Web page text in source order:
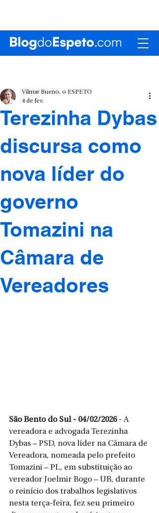
Terezinha Dybas
discursa como
nova líder do
governo
Tomazini na
Câmara de
Vereadores
Vilmar Bueno, o ESPETO
4 de fev.
São Bento do Sul - 04/02/2026 - A
vereadora e advogada Terezinha
Dybas – PSD, nova líder na Câmara de
Vereadora, nomeada pelo prefeito
Tomazini – PL, em substituição ao
vereador Joelmir Bogo – UB, durante
o reinício dos trabalhos legislativos
nesta terça-feira, fez seu primeiro